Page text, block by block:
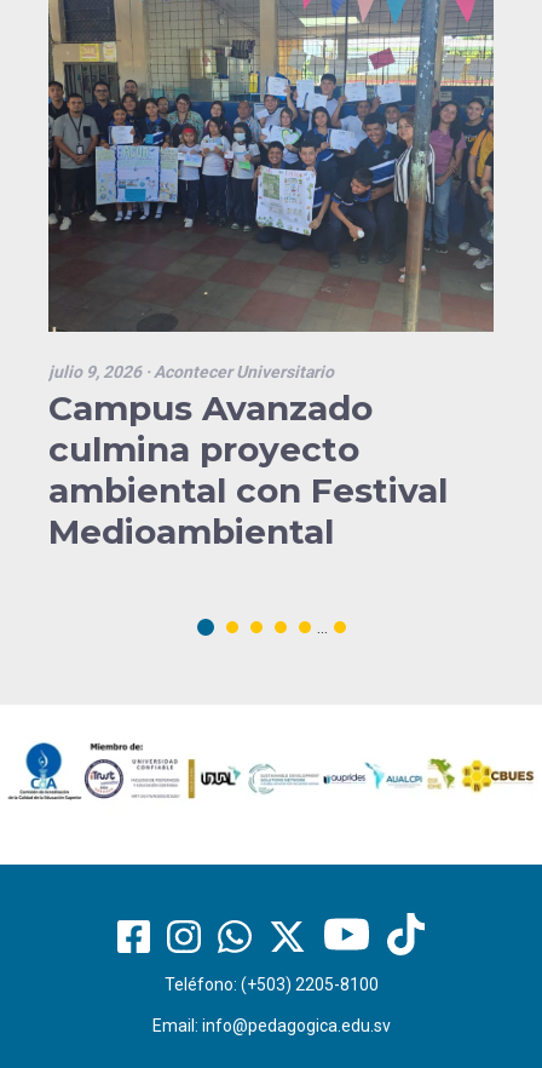
julio 9, 2026· Acontecer Universitario
Campus Avanzado
culmina proyecto
ambiental con Festival
Medioambiental
...
Teléfono: (+503) 2205-8100
Email: info@pedagogica.edu.sv